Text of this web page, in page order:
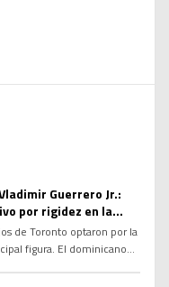
Guerrero Jr.:
por rigidez en la
de Toronto optaron por la
figura. El dominicano